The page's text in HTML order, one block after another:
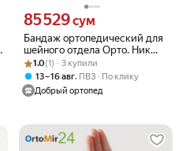
Бандаж ортопедический для
шейного отдела Орто. Ник
ШВ-511 ORTO.NIK, Размер 8,
Бежевый
Цена 85529 сум вместо
85 529сум
Рейтинг товара: 1.0 из 5
Оценок: (1) · 3 купили
1.0(1) · 3 купили
13 – 16 авг, ПВЗ
По клику
Добрый ортопед